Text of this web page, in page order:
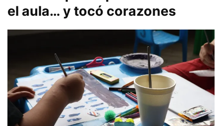
el aula… y tocó corazones